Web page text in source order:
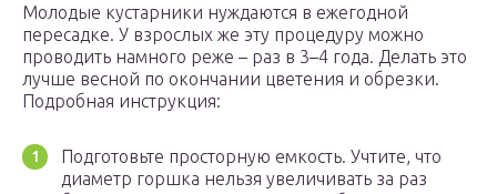
Молодые кустарники нуждаются в ежегодной
пересадке. У взрослых же эту процедуру можно
проводить намного реже – раз в 3–4 года. Делать это
лучше весной по окончании цветения и обрезки.
Подробная инструкция:
Подготовьте просторную емкость. Учтите, что
диаметр горшка нельзя увеличивать за раз